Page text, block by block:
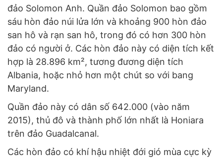
đảo Solomon Anh. Quần đảo Solomon bao gồm
sáu hòn đảo núi lửa lớn và khoảng 900 hòn đảo
san hô và rạn san hô, trong đó có hơn 300 hòn
đảo có người ở. Các hòn đảo này có diện tích kết
hợp là 28.896 km², tương đương diện tích
Albania, hoặc nhỏ hơn một chút so với bang
Maryland.
Quần đảo này có dân số 642.000 (vào năm
2015), thủ đô và thành phố lớn nhất là Honiara
trên đảo Guadalcanal.
Các hòn đảo có khí hậu nhiệt đới gió mùa cực kỳ